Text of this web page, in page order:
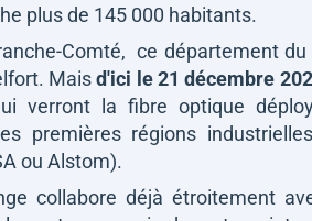
plus de 145 000 habitants.
Comté, ce département
Maisd'ici le 21 décembre
verront la fibre optique
premières régions
ou Alstom).
collabore déjà étroitement